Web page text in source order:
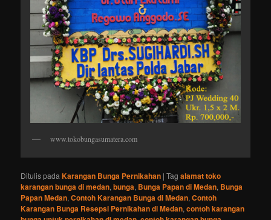
www.tokobungasumatera.com
Ditulis pada Karangan Bunga Pernikahan |Tag alamat toko
karangan bunga di medan,bunga, Bunga Papan di Medan, Bunga
Papan Medan,Contoh Karangan Bunga di Medan,Contoh
Karangan Bunga Resepsi Pernikahan di Medan,contoh karangan